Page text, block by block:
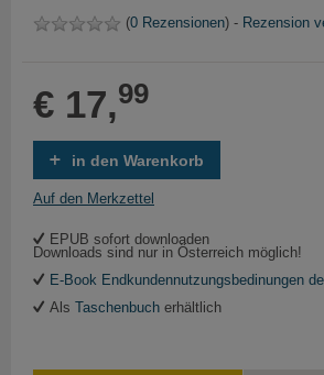
(0 Rezensionen) - Rezension
€ 17,99
in den Warenkorb
Auf den Merkzettel
EPUB sofort downloaden
Downloads sind nur in Österreich möglich!
E-Book Endkundennutzungsbedinungen
Als Taschenbuch erhältlich